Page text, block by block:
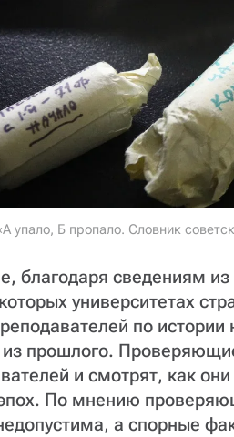
упало, Б пропало. Словник
благодаря сведениям
университетах
по
из прошлого.
и смотрят, как
По мнению
а спорные